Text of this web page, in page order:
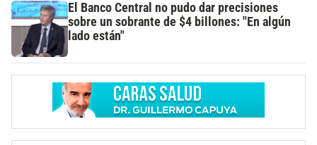
El Banco Central no pudo dar precisiones
sobre un sobrante de $4 billones: "En algún
lado están"